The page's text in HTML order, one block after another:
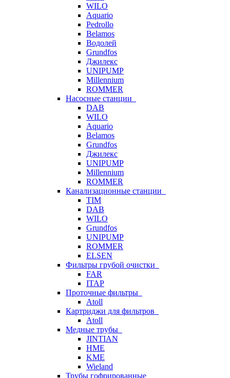
WILO
Aquario
Pedrollo
Belamos
Водолей
Grundfos
Джилекс
UNIPUMP
Millennium
ROMMER
Насосные станции
DAB
WILO
Aquario
Belamos
Grundfos
Джилекс
UNIPUMP
Millennium
ROMMER
Канализационные станции
TIM
DAB
WILO
Grundfos
UNIPUMP
ROMMER
ELSEN
Фильтры грубой очистки
FAR
ITAP
Проточные фильтры
Atoll
Картриджи для фильтров
Atoll
Медные трубы
JINTIAN
HME
KME
Wieland
Трубы гофрированные